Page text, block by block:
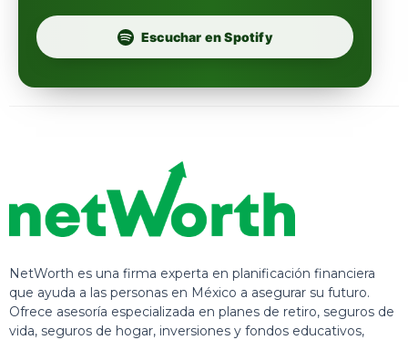
NetWorth es una firma experta en planificación financiera
que ayuda a las personas en México a asegurar su futuro.
Ofrece asesoría especializada en planes de retiro, seguros de
vida, seguros de hogar, inversiones y fondos educativos,
Escuchar en Spotify